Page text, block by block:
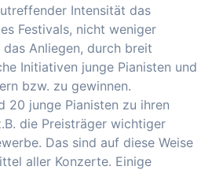
Intensität das
Festivals, nicht weniger
Anliegen, durch breit
Initiativen junge Pianisten und
bzw. zu gewinnen.
20 junge Pianisten zu ihren
die Preisträger wichtiger
Das sind auf diese Weise
aller Konzerte. Einige